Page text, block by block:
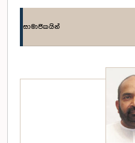
සාමාජිකයින්